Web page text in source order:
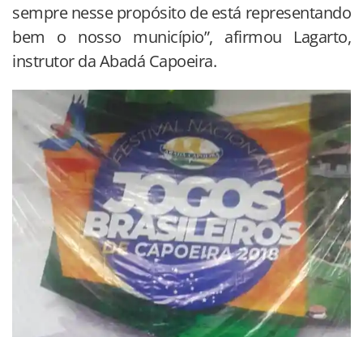
sempre nesse propósito de está representando
bem o nosso município”, afirmou Lagarto,
instrutor da Abadá Capoeira.